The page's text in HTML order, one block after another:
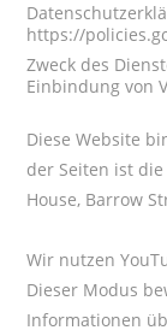
https://
Zweck des
Einbindung von
Diese Website
der Seiten ist die
House, Barrow
Wir nutzen
Dieser Modus
Informationen